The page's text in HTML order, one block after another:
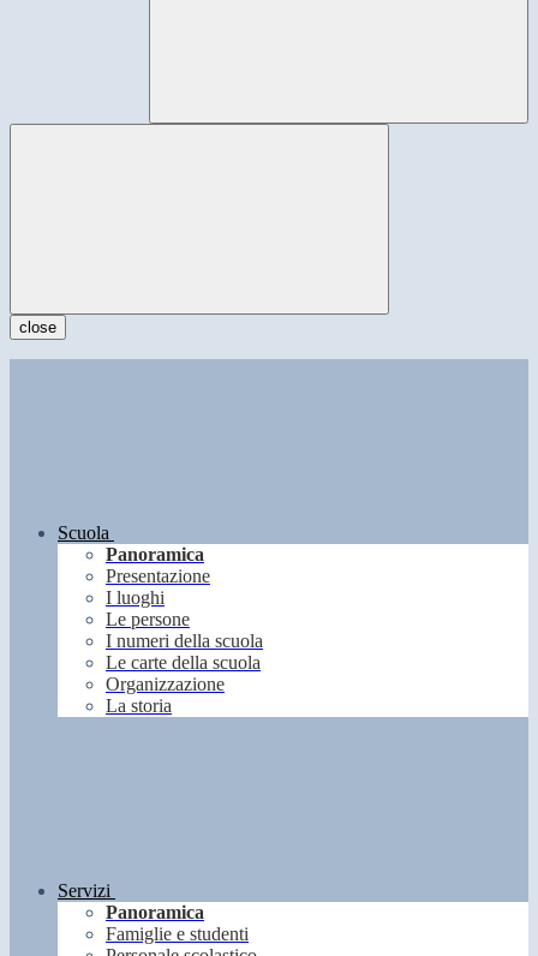
close
Scuola
Panoramica
Presentazione
I luoghi
Le persone
I numeri della scuola
Le carte della scuola
Organizzazione
La storia
Servizi
Panoramica
Famiglie e studenti